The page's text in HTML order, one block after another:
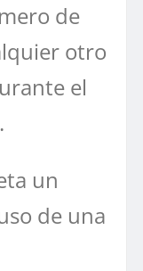
de
otro
el
un
de una